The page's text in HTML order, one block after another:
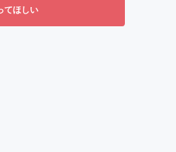
てほしい